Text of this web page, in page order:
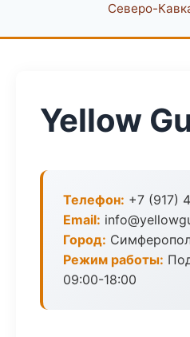
Северо-
Yellow
Телефон: +7 (917)
Email:
Город:
Режим работы:
09:00-18:00